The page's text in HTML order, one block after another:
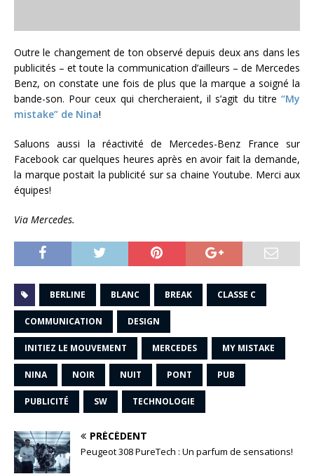
Outre le changement de ton observé depuis deux ans dans les
publicités – et toute la communication d’ailleurs – de Mercedes
Benz, on constate une fois de plus que la marque a soigné la
bande-son. Pour ceux qui chercheraient, il s’agit du titre “My
mistake” de Nina!
Saluons aussi la réactivité de Mercedes-Benz France sur
Facebook car quelques heures après en avoir fait la demande,
la marque postait la publicité sur sa chaine Youtube. Merci aux
équipes!
Via Mercedes.
BERLINE BLANC BREAK CLASSE C
COMMUNICATION DESIGN
INITIEZ LE MOUVEMENT MERCEDES MY MISTAKE
NINA NOIR NUIT PONT PUB
PUBLICITÉ SW TECHNOLOGIE
PRÉCÉDENT
Peugeot 308 PureTech : Un parfum de sensations!